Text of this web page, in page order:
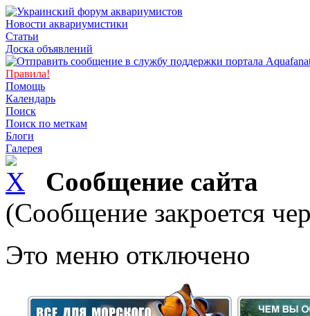
Новости аквариумистики
Статьи
Доска объявлений
Правила!
Помощь
Календарь
Поиск
Поиск по меткам
Блоги
Галерея
Сообщение сайта
(Сообщение закроется
Это меню отключено